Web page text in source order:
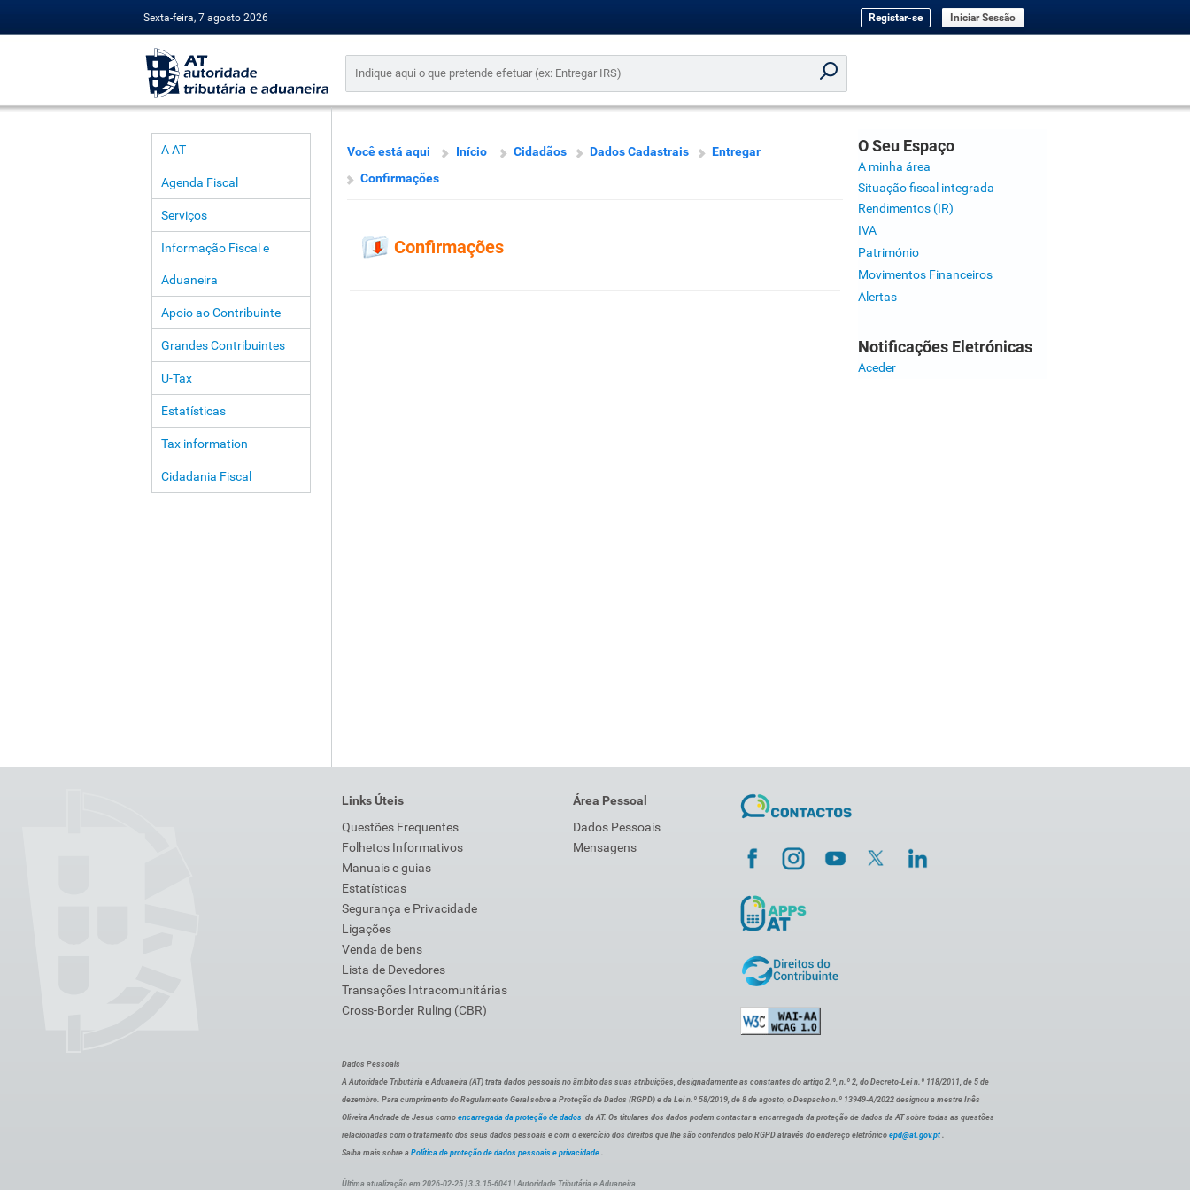
Sexta-feira, 7 agosto 2026 Registar-se Iniciar Sessão
A AT
Agenda Fiscal
Serviços
Informação Fiscal e
Aduaneira
Apoio ao Contribuinte
Grandes Contribuintes
U-Tax
Estatísticas
Tax information
Cidadania Fiscal
Você está aqui Início Cidadãos Dados Cadastrais
Entregar
Confirmações
Confirmações
O Seu Espaço
A minha área
Situação fiscal integrada
Rendimentos (IR)
IVA
Património
Movimentos Financeiros
Alertas
Notificações Eletrónicas
Aceder
Links Úteis
Questões Frequentes
Folhetos Informativos
Manuais e guias
Estatísticas
Segurança e Privacidade
Ligações
Venda de bens
Lista de Devedores
Transações Intracomunitárias
Cross-Border Ruling (CBR)
Área Pessoal
Dados Pessoais
Mensagens
Dados Pessoais
A Autoridade Tributária e Aduaneira (AT) trata dados pessoais no âmbito das suas atribuições, designadamente as constantes do artigo 2.º, n.º 2, do Decreto-Lei n.º 118/2011, de 5 de
dezembro. Para cumprimento do Regulamento Geral sobre a Proteção de Dados (RGPD) e da Lei n.º 58/2019, de 8 de agosto, o Despacho n.º 13949-A/2022 designou a mestre Inês
Oliveira Andrade de Jesus como encarregada da proteção de dados da AT. Os titulares dos dados podem contactar a encarregada da proteção de dados da AT sobre todas as questões
relacionadas com o tratamento dos seus dados pessoais e com o exercício dos direitos que lhe são conferidos pelo RGPD através do endereço eletrónico epd@at.gov.pt .
Saiba mais sobre a Política de proteção de dados pessoais e privacidade .
Última atualização em 2026-02-25 | 3.3.15-6041 | Autoridade Tributária e Aduaneira